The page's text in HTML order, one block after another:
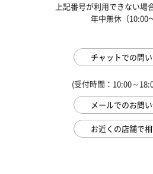
上記番号が利用できない場
年中無休（10:00
チャットでの問
(受付時間：10:00～
メールでのお問
お近くの店舗で